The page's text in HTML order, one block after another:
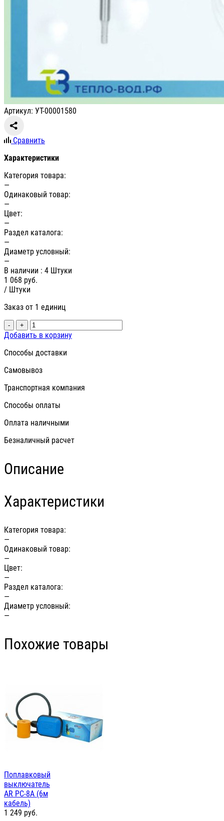
Артикул: УТ-00001580
Сравнить
Характеристики
Категория товара:
—
Одинаковый товар:
—
Цвет:
—
Раздел каталога:
—
Диаметр условный:
—
В наличии : 4 Штуки
1 068 руб.
/ Штуки
Заказ от 1 единиц
- +
Добавить в корзину
Способы доставки
Самовывоз
Транспортная компания
Способы оплаты
Оплата наличными
Безналичный расчет
Описание
Характеристики
Категория товара:
—
Одинаковый товар:
—
Цвет:
—
Раздел каталога:
—
Диаметр условный:
—
Похожие товары
Поплавковый
выключатель
AR PC-8A (6м
кабель)
1 249 руб.